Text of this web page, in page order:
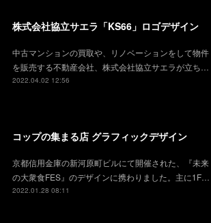
株式会社協立サエラ「KS66」ロゴデザイン
中古マンションの買取や、リノベーションをして物件
を販売する不動産会社、株式会社協立サエラが立ち…
2022.04.02 12:56
コップの集まる店 グラフィックデザイン
京都信用金庫の新河原町ビルにて開催された、『未来
の大衆食FES』のデザインに携わりました。主に1F…
2022.01.28 08:11